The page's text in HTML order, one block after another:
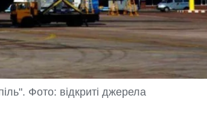
Фото: відкриті джерела